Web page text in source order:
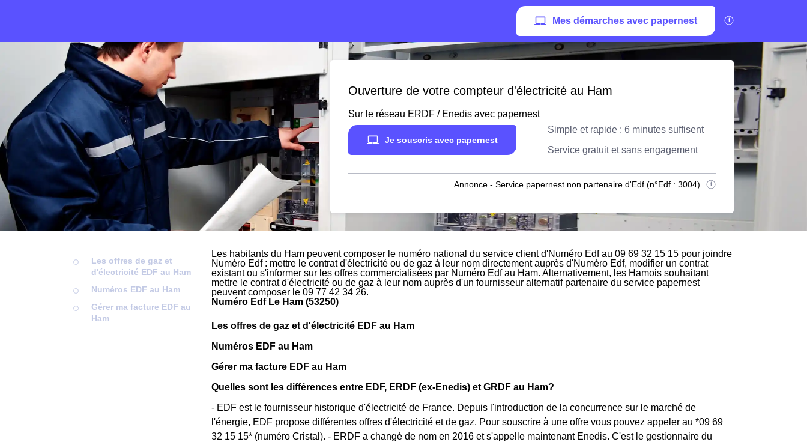
Mes démarches avec papernest
Ouverture de votre compteur d'électricité au Ham
Sur le réseau ERDF / Enedis avec papernest
Je souscris avec papernest
Simple et rapide : 6 minutes suffisent
Service gratuit et sans engagement
Annonce - Service papernest non partenaire d'Edf (n°Edf : 3004)
Les offres de gaz et
d'électricité EDF au Ham
Numéros EDF au Ham
Gérer ma facture EDF au
Ham
Les habitants du Ham peuvent composer le numéro national du service client d'Numéro Edf au 09 69 32 15 15 pour joindre
Numéro Edf : mettre le contrat d'électricité ou de gaz à leur nom directement auprès d'Numéro Edf, modifier un contrat
existant ou s'informer sur les offres commercialisées par Numéro Edf au Ham. Alternativement, les Hamois souhaitant
mettre le contrat d'électricité ou de gaz à leur nom auprès d'un fournisseur alternatif partenaire du service papernest
peuvent composer le 09 77 42 34 26.
Numéro Edf Le Ham (53250)
Les offres de gaz et d'électricité EDF au Ham
Numéros EDF au Ham
Gérer ma facture EDF au Ham
Quelles sont les différences entre EDF, ERDF (ex-Enedis) et GRDF au Ham?
- EDF est le fournisseur historique d'électricité de France. Depuis l'introduction de la concurrence sur le marché de
l'énergie, EDF propose différentes offres d'électricité et de gaz. Pour souscrire à une offre vous pouvez appeler au *09 69
32 15 15* (numéro Cristal). - ERDF a changé de nom en 2016 et s'appelle maintenant Enedis. C'est le gestionnaire du